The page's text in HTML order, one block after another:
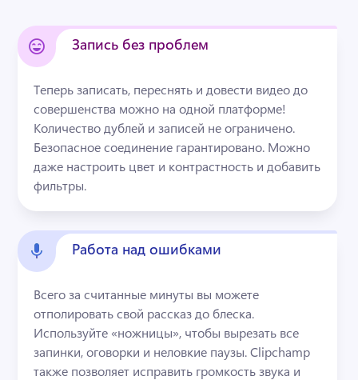
Запись без проблем
Теперь записать, переснять и довести видео до
совершенства можно на одной платформе!
Количество дублей и записей не ограничено.
Безопасное соединение гарантировано. Можно
даже настроить цвет и контрастность и добавить
фильтры.
Работа над ошибками
Всего за считанные минуты вы можете
отполировать свой рассказ до блеска.
Используйте «ножницы», чтобы вырезать все
запинки, оговорки и неловкие паузы. Clipchamp
также позволяет исправить громкость звука и